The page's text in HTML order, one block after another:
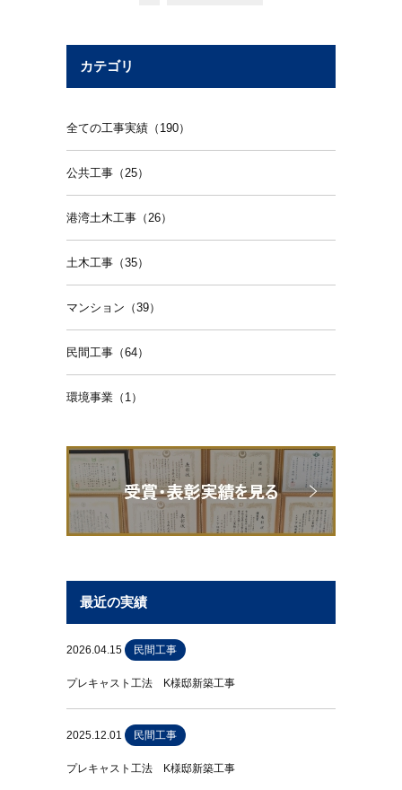
カテゴリ
全ての工事実績（190）
公共工事（25）
港湾土木工事（26）
土木工事（35）
マンション（39）
民間工事（64）
環境事業（1）
最近の実績
2026.04.15 民間工事
プレキャスト工法 K様邸新築工事
2025.12.01 民間工事
プレキャスト工法 K様邸新築工事